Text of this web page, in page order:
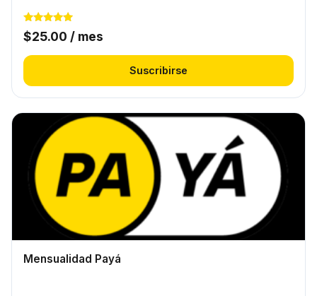
Valorado
con
de 5
$25.00 / mes
Suscribirse
Mensualidad Payá